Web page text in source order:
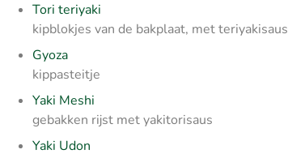
Tori teriyaki
kipblokjes van de bakplaat, met teriyakisaus
Gyoza
kippasteitje
Yaki Meshi
gebakken rijst met yakitorisaus
Yaki Udon